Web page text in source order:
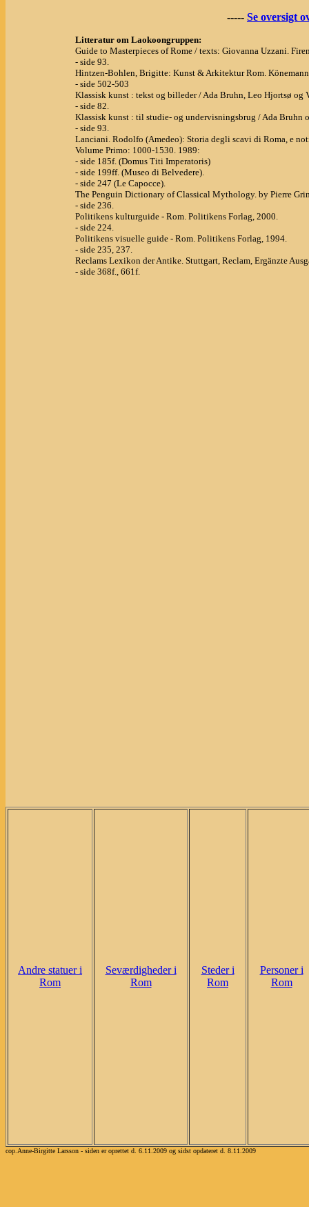
----- Se oversigt
Litteratur om Laokoongruppen:
Guide to Masterpieces of Rome / texts: Giovanna Uzzani.
- side 93.
Hintzen-Bohlen, Brigitte: Kunst & Arkitektur Rom.
- side 502-503
Klassisk kunst : tekst og billeder / Ada Bruhn, Leo Hjortsø og
- side 82.
Klassisk kunst : til studie- og undervisningsbrug / Ada Bruhn
- side 93.
Lanciani. Rodolfo (Amedeo): Storia degli scavi di Roma, e
Volume Primo: 1000-1530. 1989:
- side 185f. (Domus Titi Imperatoris)
- side 199ff. (Museo di Belvedere).
- side 247 (Le Capocce).
The Penguin Dictionary of Classical Mythology. by Pierre
- side 236.
Politikens kulturguide - Rom. Politikens Forlag, 2000.
- side 224.
Politikens visuelle guide - Rom. Politikens Forlag, 1994.
- side 235, 237.
Reclams Lexikon der Antike. Stuttgart, Reclam, Ergänzte
- side 368f., 661f.
Andre statuer i
Rom
Seværdigheder i
Rom
Steder i
Rom
Personer i
Rom
cop.Anne-Birgitte Larsson - siden er oprettet d. 6.11.2009 og sidst opdateret d. 8.11.2009